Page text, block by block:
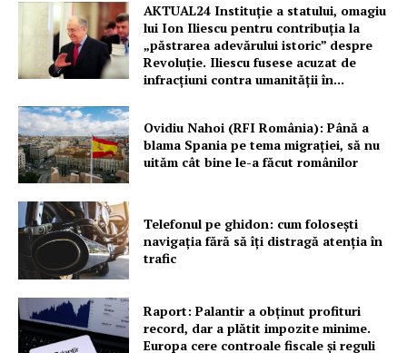
AKTUAL24 Instituție a statului, omagiu
lui Ion Iliescu pentru contribuția la
„păstrarea adevărului istoric” despre
Revoluție. Iliescu fusese acuzat de
infracțiuni contra umanității în...
Ovidiu Nahoi (RFI România): Până a
blama Spania pe tema migrației, să nu
uităm cât bine le-a făcut românilor
Telefonul pe ghidon: cum folosești
navigația fără să îți distragă atenția în
trafic
Raport: Palantir a obținut profituri
record, dar a plătit impozite minime.
Europa cere controale fiscale și reguli